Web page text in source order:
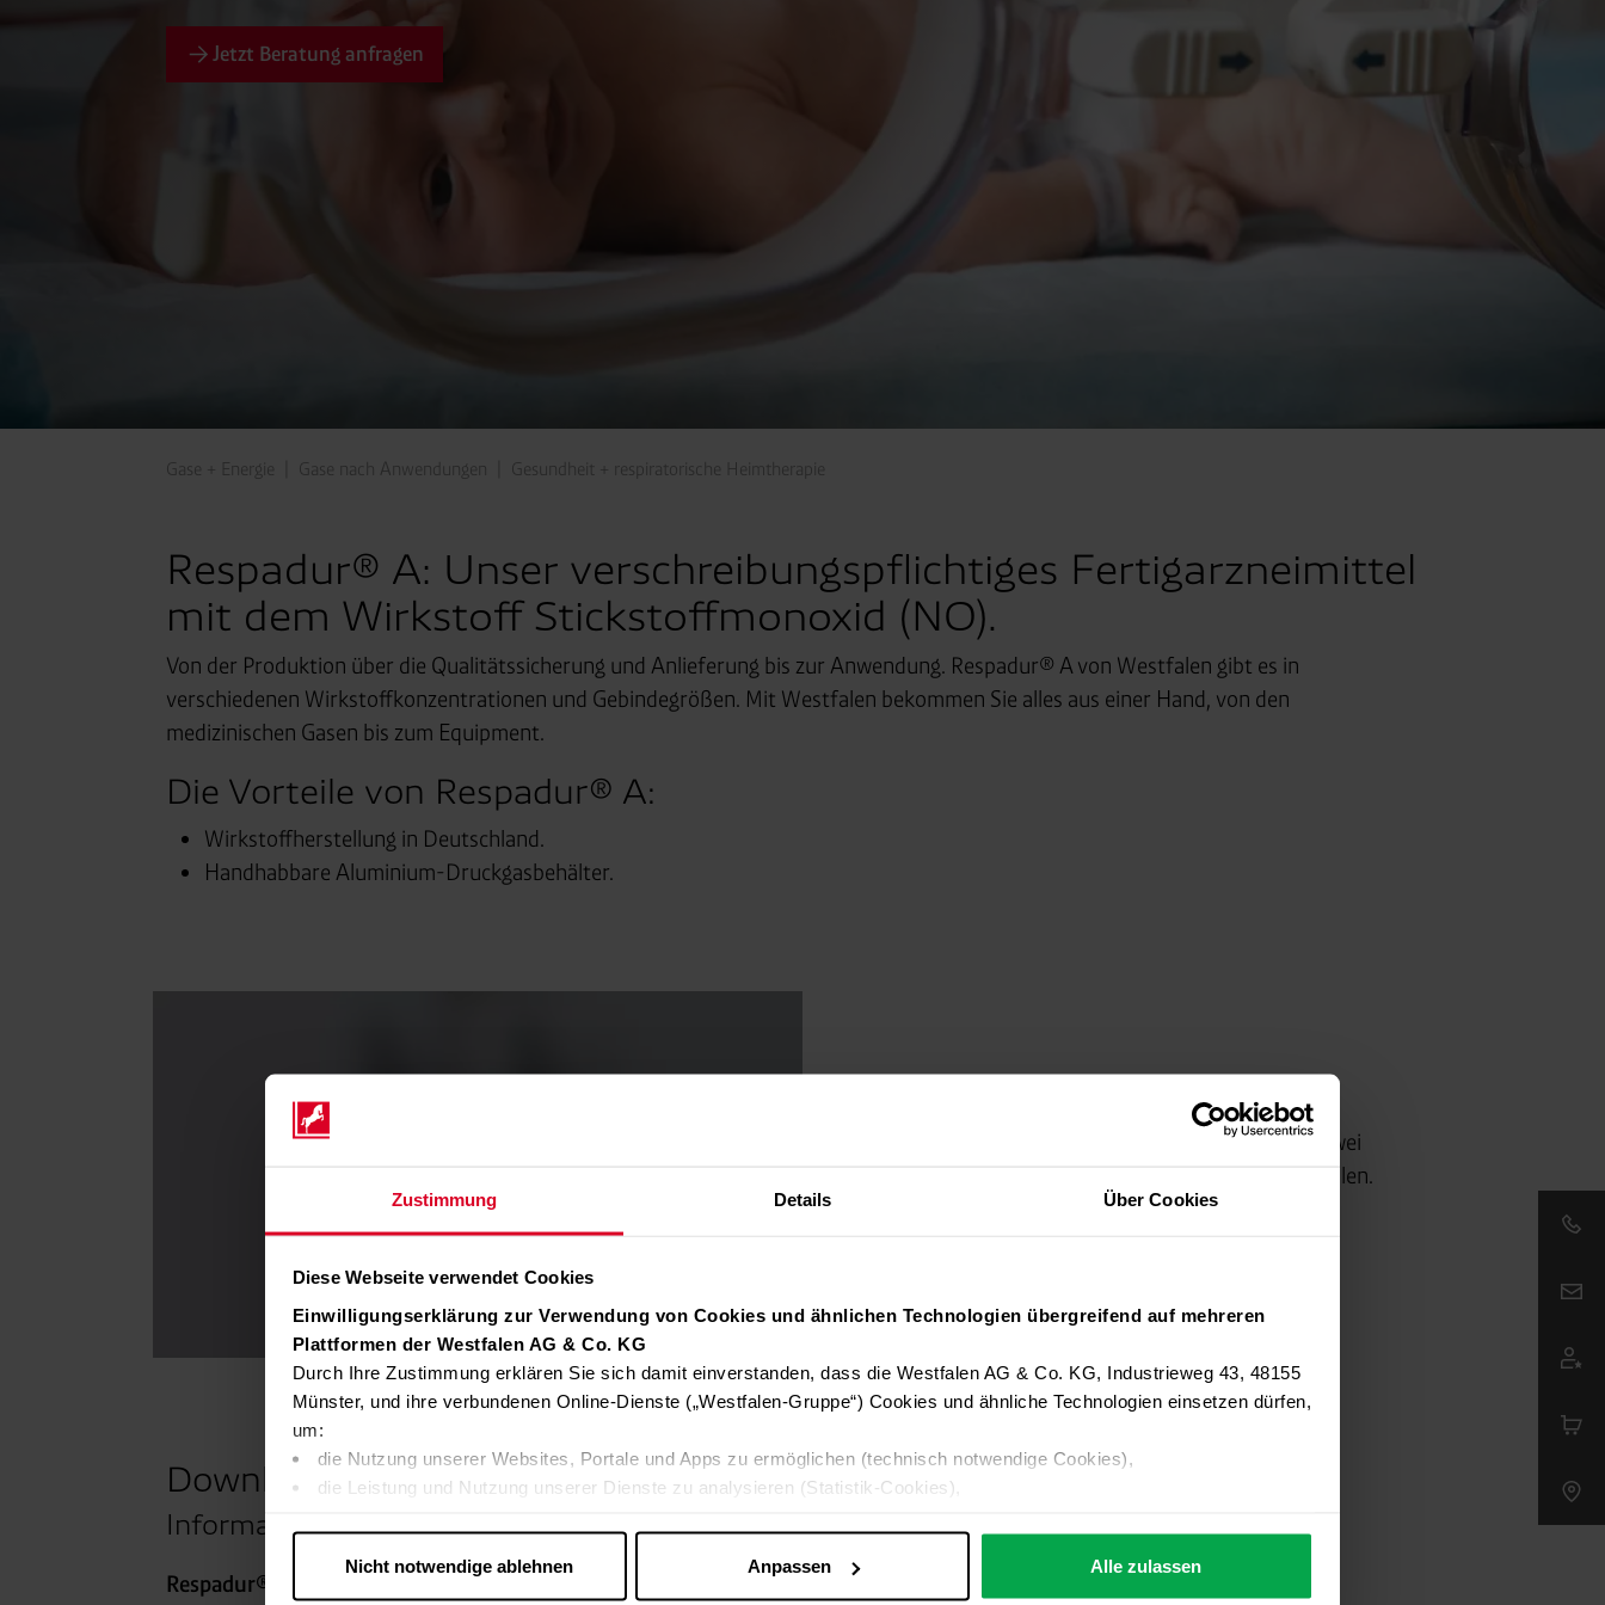
Zustimmung Details Über Cookies
Diese Webseite verwendet Cookies
Einwilligungserklärung zur Verwendung von Cookies und ähnlichen Technologien übergreifend auf mehreren
Plattformen der Westfalen AG & Co. KG
Durch Ihre Zustimmung erklären Sie sich damit einverstanden, dass die Westfalen AG & Co. KG, Industrieweg 43, 48155
Münster, und ihre verbundenen Online-Dienste („Westfalen-Gruppe“) Cookies und ähnliche Technologien einsetzen dürfen,
um:
die Nutzung unserer Websites, Portale und Apps zu ermöglichen (technisch notwendige Cookies),
die Leistung und Nutzung unserer Dienste zu analysieren (Statistik-Cookies),
Nicht notwendige ablehnen Anpassen Alle zulassen
Jetzt Beratung anfragen
Gase + Energie Gase nach Anwendungen Gesundheit + respiratorische Heimtherapie
Respadur® A: Unser verschreibungspflichtiges Fertigarzneimittel
mit dem Wirkstoff Stickstoffmonoxid (NO).
Von der Produktion über die Qualitätssicherung und Anlieferung bis zur Anwendung. Respadur® A von Westfalen gibt es in
verschiedenen Wirkstoffkonzentrationen und Gebindegrößen. Mit Westfalen bekommen Sie alles aus einer Hand, von den
medizinischen Gasen bis zum Equipment.
Die Vorteile von Respadur® A:
Wirkstoffherstellung in Deutschland.
Handhabbare Aluminium-Druckgasbehälter.
Erfahren Sie in diesem Video in weniger als zwei
Minuten mehr über Respadur® A von Westfalen.
Downloads
Informationsmaterial.
Respadur® A - Stickstoffmonoxid für die Therapie